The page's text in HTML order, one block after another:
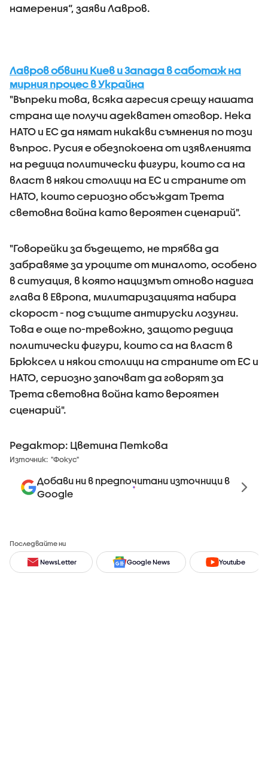
намерения“, заяви Лавров.
Лавров обвини Киев и Запада в саботаж на
мирния процес в Украйна
"Въпреки това, всяка агресия срещу нашата
страна ще получи адекватен отговор. Нека
НАТО и ЕС да нямат никакви съмнения по този
въпрос. Русия е обезпокоена от изявленията
на редица политически фигури, които са на
власт в някои столици на ЕС и страните от
НАТО, които сериозно обсъждат Трета
световна война като вероятен сценарий".
"Говорейки за бъдещето, не трябва да
забравяме за уроците от миналото, особено
в ситуация, в която нацизмът отново надига
глава в Европа, милитаризацията набира
скорост - под същите антируски лозунги.
Това е още по-тревожно, защото редица
политически фигури, които са на власт в
Брюксел и някои столици на страните от ЕС и
НАТО, сериозно започват да говорят за
Трета световна война като вероятен
сценарий".
Редактор: Цветина Петкова
Източник: "Фокус"
Добави ни в предпочитани източници в
Google
Последвайте ни
NewsLetter Google News Youtube